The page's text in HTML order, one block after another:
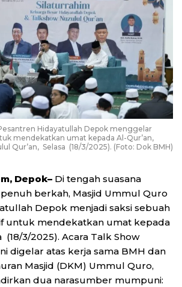
Hidayatullah Depok menggelar
mendekatkan umat kepada Al-Qur’an,
Qur’an, Selasa (18/3/2025). (Foto: Dok BMH)
Depok– Di tengah suasana
berkah, Masjid Ummul Quro
Depok menjadi saksi sebuah
untuk mendekatkan umat kepada
(18/3/2025). Acara Talk Show
digelar atas kerja sama BMH dan
Masjid (DKM) Ummul Quro,
dua narasumber mumpuni: